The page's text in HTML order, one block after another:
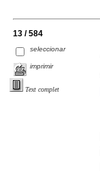
13 / 584
seleccionar
imprimir
Text complet